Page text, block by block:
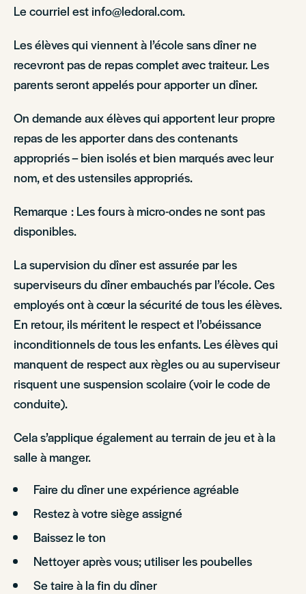
Le courriel est info@ledoral.com.
Les élèves qui viennent à l’école sans dîner ne
recevront pas de repas complet avec traiteur. Les
parents seront appelés pour apporter un dîner.
On demande aux élèves qui apportent leur propre
repas de les apporter dans des contenants
appropriés – bien isolés et bien marqués avec leur
nom, et des ustensiles appropriés.
Remarque : Les fours à micro-ondes ne sont pas
disponibles.
La supervision du dîner est assurée par les
superviseurs du dîner embauchés par l’école. Ces
employés ont à cœur la sécurité de tous les élèves.
En retour, ils méritent le respect et l’obéissance
inconditionnels de tous les enfants. Les élèves qui
manquent de respect aux règles ou au superviseur
risquent une suspension scolaire (voir le code de
conduite).
Cela s’applique également au terrain de jeu et à la
salle à manger.
Faire du dîner une expérience agréable
Restez à votre siège assigné
Baissez le ton
Nettoyer après vous; utiliser les poubelles
Se taire à la fin du dîner